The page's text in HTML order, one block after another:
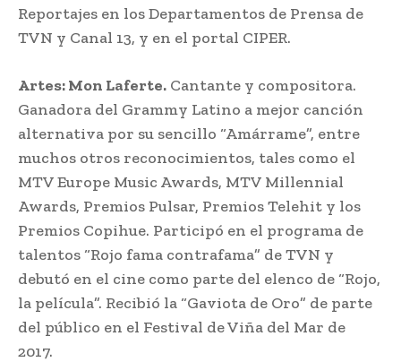
Reportajes en los Departamentos de Prensa de
TVN y Canal 13, y en el portal CIPER.
Artes: Mon Laferte. Cantante y compositora.
Ganadora del Grammy Latino a mejor canción
alternativa por su sencillo “Amárrame”, entre
muchos otros reconocimientos, tales como el
MTV Europe Music Awards, MTV Millennial
Awards, Premios Pulsar, Premios Telehit y los
Premios Copihue. Participó en el programa de
talentos “Rojo fama contrafama” de TVN y
debutó en el cine como parte del elenco de “Rojo,
la película”. Recibió la “Gaviota de Oro” de parte
del público en el Festival de Viña del Mar de
2017.